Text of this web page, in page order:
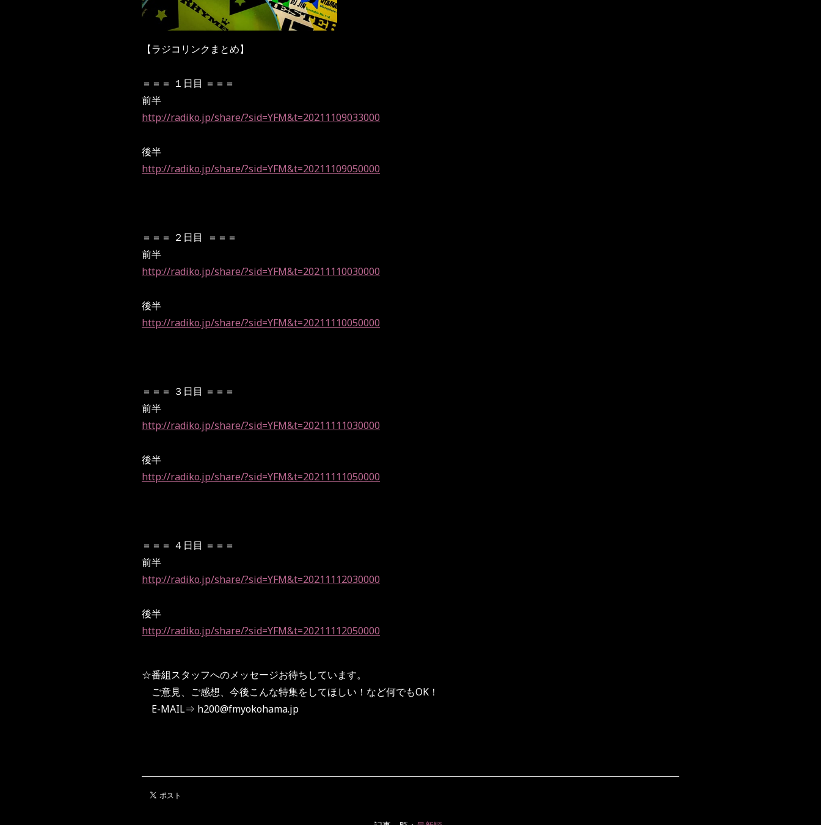
【ラジコリンクまとめ】
＝＝＝ １日目 ＝＝＝
前半
http://radiko.jp/share/?sid=YFM&t=20211109033000
後半
http://radiko.jp/share/?sid=YFM&t=20211109050000
＝＝＝ ２日目
＝＝＝
前半
http://radiko.jp/share/?sid=YFM&t=20211110030000
後半
http://radiko.jp/share/?sid=YFM&t=20211110050000
＝＝＝ ３日目 ＝＝＝
前半
http://radiko.jp/share/?sid=YFM&t=20211111030000
後半
http://radiko.jp/share/?sid=YFM&t=20211111050000
＝＝＝ ４日目 ＝＝＝
前半
http://radiko.jp/share/?sid=YFM&t=20211112030000
後半
http://radiko.jp/share/?sid=YFM&t=20211112050000
☆番組スタッフへのメッセージお待ちしています。
ご意見、ご感想、今後こんな特集をしてほしい！など何でもOK！
E-MAIL⇒ h200@fmyokohama.jp